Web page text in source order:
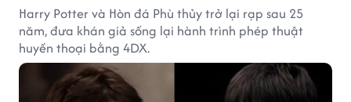
Harry Potter và Hòn đá Phù thủy trở lại rạp sau 25
năm, đưa khán giả sống lại hành trình phép thuật
huyền thoại bằng 4DX.